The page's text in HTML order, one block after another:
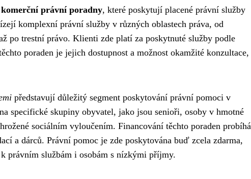
právní poradny, které poskytují placené právní služby
komplexní právní služby v různých oblastech práva, od
po trestní právo. Klienti zde platí za poskytnuté služby podle
poraden je jejich dostupnost a možnost okamžité konzultace,
představují důležitý segment poskytování právní pomoci v
specifické skupiny obyvatel, jako jsou senioři, osoby v hmotné
sociálním vyloučením. Financování těchto poraden probíhá
a dárců. Právní pomoc je zde poskytována buď zcela zdarma,
právním službám i osobám s nízkými příjmy.